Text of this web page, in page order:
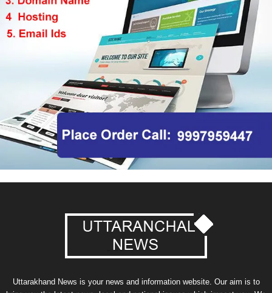
Uttarakhand News is your news and information website. Our aim is to